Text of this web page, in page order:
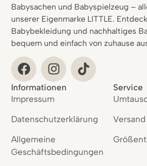
Babysachen und Babyspielzeug –
unserer Eigenmarke LITTLE.
Babybekleidung und nachhaltiges
bequem und einfach von zuhause
Informationen
Impressum
Datenschutzerklärung
Allgemeine
Geschäftsbedingungen
Service